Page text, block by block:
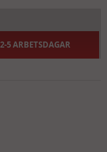
2-5 ARBETSDAGAR